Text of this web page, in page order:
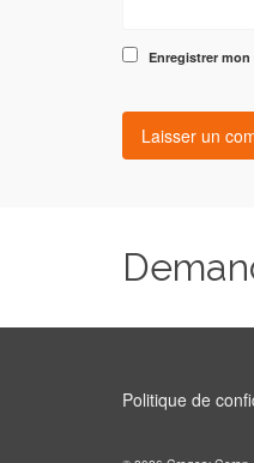
Enregistrer
Politique de